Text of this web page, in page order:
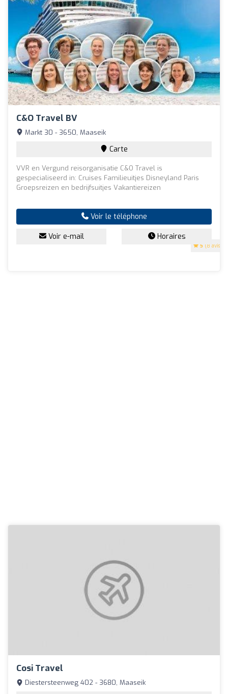
C&O Travel BV
5 (8 avis)
Markt 30 - 3650, Maaseik
Carte
VVR en Vergund reisorganisatie C&O Travel is
gespecialiseerd in: Cruises Familieuitjes Disneyland Paris
Groepsreizen en bedrijfsuitjes Vakantiereizen
Voir le téléphone
Voir e-mail Horaires
Cosi Travel
Diestersteenweg 402 - 3680, Maaseik